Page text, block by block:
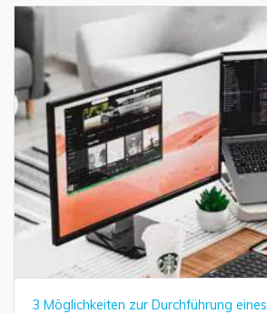
3 Möglichkeiten zur Durchführung eines